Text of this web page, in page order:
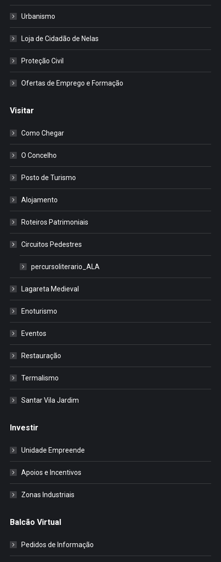
Urbanismo
Loja de Cidadão de Nelas
Proteção Civil
Ofertas de Emprego e Formação
Visitar
Como Chegar
O Concelho
Posto de Turismo
Alojamento
Roteiros Patrimoniais
Circuitos Pedestres
percursoliterario_ALA
Lagareta Medieval
Enoturismo
Eventos
Restauração
Termalismo
Santar Vila Jardim
Investir
Unidade Empreende
Apoios e Incentivos
Zonas Industriais
Balcão Virtual
Pedidos de Informação